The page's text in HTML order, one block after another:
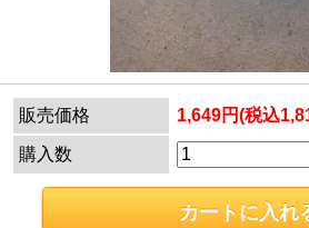
販売価格 1,649円(税込
購入数